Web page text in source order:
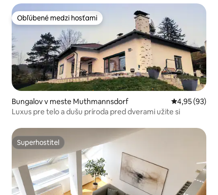
Obľúbené medzi hosťami
Obľúbené medzi hosťami
Bungalov v meste Muthmannsdorf Priemerné
4,95 (93)
Luxus pre telo a dušu príroda pred dverami užite si
Superhostiteľ
Superhostiteľ